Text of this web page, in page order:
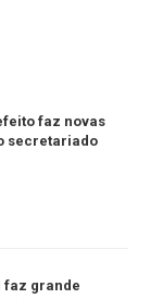
faz novas
secretariado
faz grande